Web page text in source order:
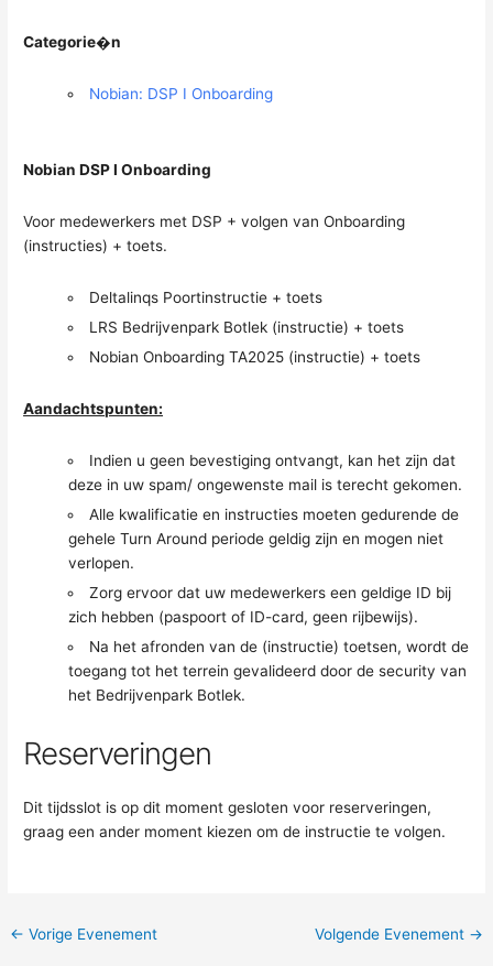
Categorie�n
Nobian: DSP I Onboarding
Nobian DSP I Onboarding
Voor medewerkers met DSP + volgen van Onboarding
(instructies) + toets.
Deltalinqs Poortinstructie + toets
LRS Bedrijvenpark Botlek (instructie) + toets
Nobian Onboarding TA2025 (instructie) + toets
Aandachtspunten:
Indien u geen bevestiging ontvangt, kan het zijn dat
deze in uw spam/ ongewenste mail is terecht gekomen.
Alle kwalificatie en instructies moeten gedurende de
gehele Turn Around periode geldig zijn en mogen niet
verlopen.
Zorg ervoor dat uw medewerkers een geldige ID bij
zich hebben (paspoort of ID-card, geen rijbewijs).
Na het afronden van de (instructie) toetsen, wordt de
toegang tot het terrein gevalideerd door de security van
het Bedrijvenpark Botlek.
Reserveringen
Dit tijdsslot is op dit moment gesloten voor reserveringen,
graag een ander moment kiezen om de instructie te volgen.
← Vorige Evenement Volgende Evenement →